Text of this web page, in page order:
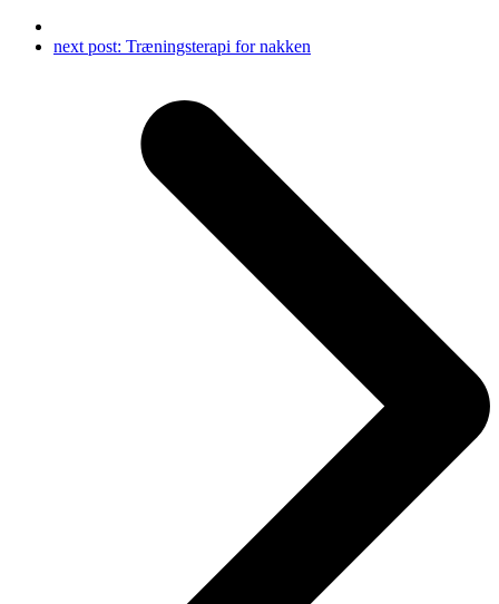
next post: Træningsterapi for nakken